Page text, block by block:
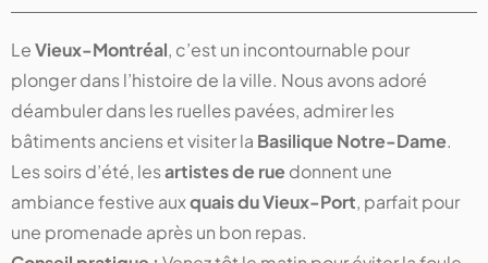
LeVieux-Montréal, c’est un incontournable pour
plonger dans l’histoire de la ville. Nous avons adoré
déambuler dans les ruelles pavées, admirer les
bâtiments anciens et visiter la Basilique Notre-Dame.
Les soirs d’été, lesartistes de ruedonnent une
ambiance festive auxquais du Vieux-Port, parfait pour
une promenade après un bon repas.